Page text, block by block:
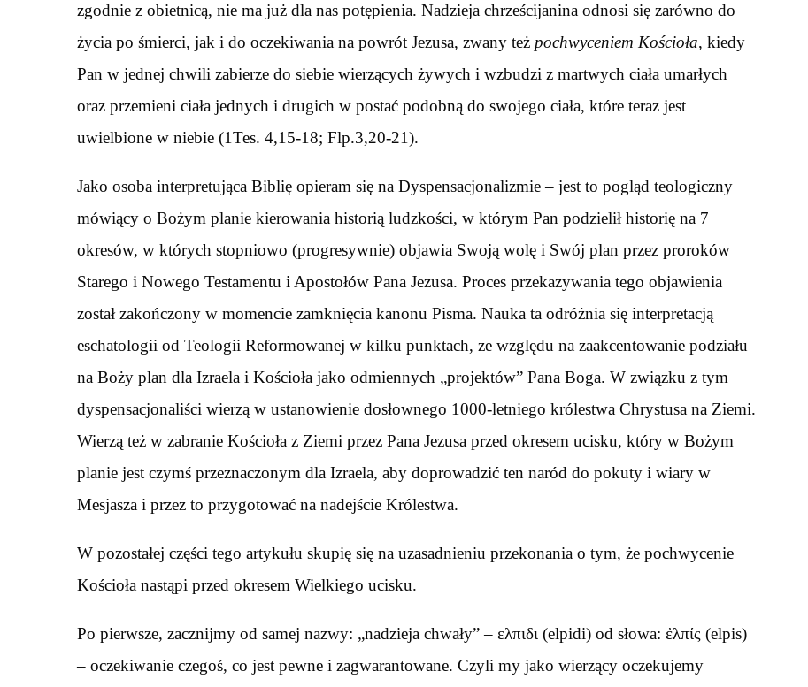
zgodnie z obietnicą, nie ma już dla nas potępienia. Nadzieja chrześcijanina odnosi się zarówno do
życia po śmierci, jak i do oczekiwania na powrót Jezusa, zwany też pochwyceniem Kościoła, kiedy
Pan w jednej chwili zabierze do siebie wierzących żywych i wzbudzi z martwych ciała umarłych
oraz przemieni ciała jednych i drugich w postać podobną do swojego ciała, które teraz jest
uwielbione w niebie (1Tes. 4,15-18; Flp.3,20-21).
Jako osoba interpretująca Biblię opieram się na Dyspensacjonalizmie – jest to pogląd teologiczny
mówiący o Bożym planie kierowania historią ludzkości, w którym Pan podzielił historię na 7
okresów, w których stopniowo (progresywnie) objawia Swoją wolę i Swój plan przez proroków
Starego i Nowego Testamentu i Apostołów Pana Jezusa. Proces przekazywania tego objawienia
został zakończony w momencie zamknięcia kanonu Pisma. Nauka ta odróżnia się interpretacją
eschatologii od Teologii Reformowanej w kilku punktach, ze względu na zaakcentowanie podziału
na Boży plan dla Izraela i Kościoła jako odmiennych „projektów” Pana Boga. W związku z tym
dyspensacjonaliści wierzą w ustanowienie dosłownego 1000-letniego królestwa Chrystusa na Ziemi.
Wierzą też w zabranie Kościoła z Ziemi przez Pana Jezusa przed okresem ucisku, który w Bożym
planie jest czymś przeznaczonym dla Izraela, aby doprowadzić ten naród do pokuty i wiary w
Mesjasza i przez to przygotować na nadejście Królestwa.
W pozostałej części tego artykułu skupię się na uzasadnieniu przekonania o tym, że pochwycenie
Kościoła nastąpi przed okresem Wielkiego ucisku.
Po pierwsze, zacznijmy od samej nazwy: „nadzieja chwały” – ελπιδι (elpidi) od słowa: ἐλπίς (elpis)
– oczekiwanie czegoś, co jest pewne i zagwarantowane. Czyli my jako wierzący oczekujemy